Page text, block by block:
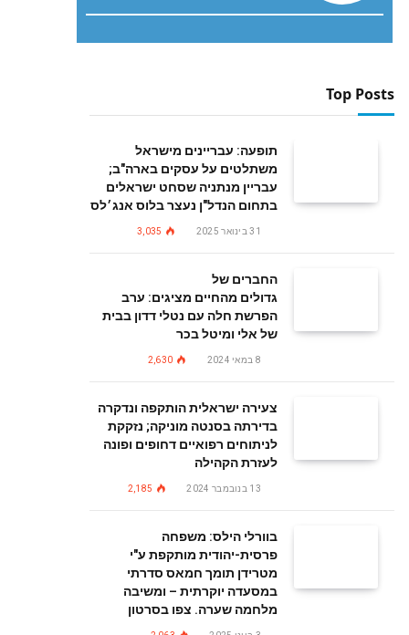
Top Posts
תופעה: עבריינים מישראל
משתלטים על עסקים בארה"ב;
עבריין מנתניה שסחט ישראלים
בתחום הנדל"ן נעצר בלוס אנג׳לס
31 בינואר 2025 3,035
החברים של
גדולים מהחיים מציגים: ערב
הפרשת חלה עם נטלי דדון בבית
של אלי ומיטל בכר
8 במאי 2024 2,630
צעירה ישראלית הותקפה ונדקרה
בדירתה בסנטה מוניקה; נזקקת
לניתוחים רפואיים דחופים ופונה
לעזרת הקהילה
13 בנובמבר 2024 2,185
בוורלי הילס: משפחה
פרסית-יהודית מותקפת ע"י
מטרידן תומך חמאס סדרתי
במסעדה יוקרתית – ומשיבה
מלחמה שערה. צפו בסרטון